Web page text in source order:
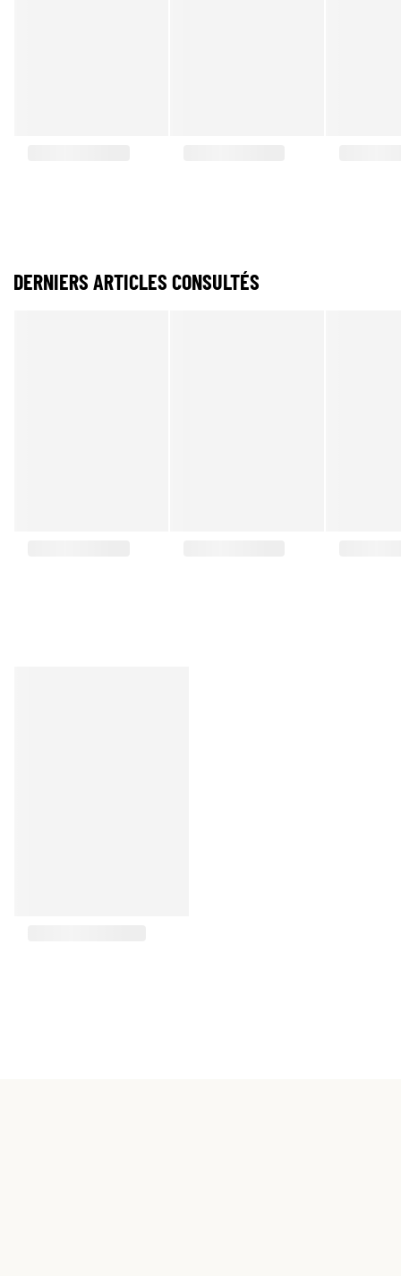
DERNIERS ARTICLES CONSULTÉS